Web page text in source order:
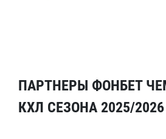
ПАРТНЕРЫ ФОНБЕТ
КХЛ СЕЗОНА 2025/2026